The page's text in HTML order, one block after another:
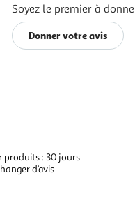
Soyez le premier à
Donner votre avis
produits : 30 jours
d’avis